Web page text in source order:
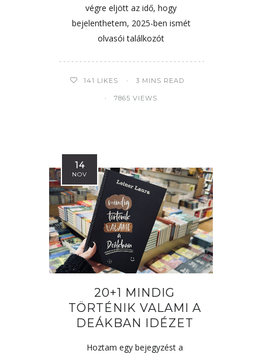
végre eljött az idő, hogy
bejelenthetem, 2025-ben ismét
olvasói találkozót
141 LIKES 3 MINS READ
7865 VIEWS
14
NOV
20+1 MINDIG
TÖRTÉNIK VALAMI A
DEÁKBAN IDÉZET
Hoztam egy bejegyzést a